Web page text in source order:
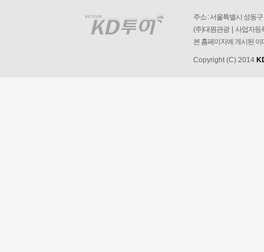
주소 : 서울특별시 성동
(주)대원관광 | 사업자등
본 홈페이지에 게시된
Copyright (C) 2014